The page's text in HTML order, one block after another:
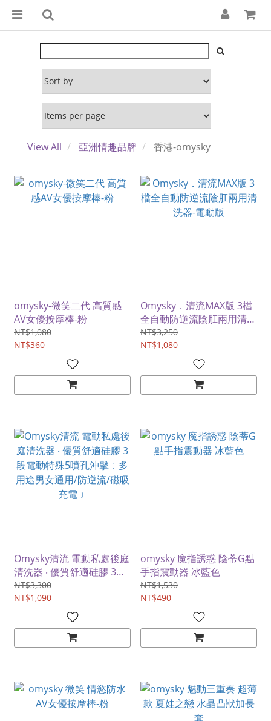
View All 亞洲情趣品牌 香港-omysky
omysky-微笑二代 高質感
AV女優按摩棒-粉
NT$1,080
NT$360
Omysky．清流MAX版 3檔
全自動防逆流陰肛兩用清洗
器-電動版
NT$3,250
NT$1,080
Omysky清流 電動私處後庭
清洗器 ‧ 優質舒適硅膠 3段
電動特殊5噴孔沖擊﹝多用
途男女通用/防逆流/磁吸充
NT$3,300
NT$1,090
omysky 魔指誘惑 陰蒂G點
手指震動器 冰藍色
NT$1,530
NT$490